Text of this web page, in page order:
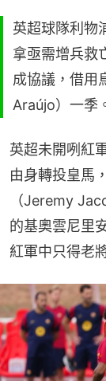
英超球隊利物
拿亟需增兵救
成協議，借用
Araújo）一季
英超未開咧紅
由身轉投皇馬
（Jeremy
的基奧雲尼里
紅軍中只得老